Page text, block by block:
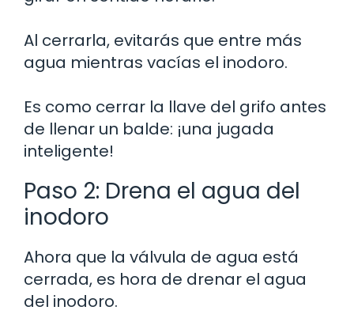
Al cerrarla, evitarás que entre más
agua mientras vacías el inodoro.
Es como cerrar la llave del grifo antes
de llenar un balde: ¡una jugada
inteligente!
Paso 2: Drena el agua del
inodoro
Ahora que la válvula de agua está
cerrada, es hora de drenar el agua
del inodoro.